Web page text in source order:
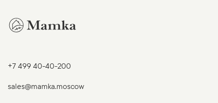
+7 499 40-40-200
sales@mamka.moscow